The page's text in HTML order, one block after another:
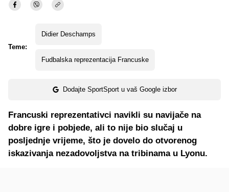
Teme:
Didier Deschamps
Fudbalska reprezentacija Francuske
Dodajte SportSport u vaš Google izbor
Francuski reprezentativci navikli su navijače na
dobre igre i pobjede, ali to nije bio slučaj u
posljednje vrijeme, što je dovelo do otvorenog
iskazivanja nezadovoljstva na tribinama u Lyonu.